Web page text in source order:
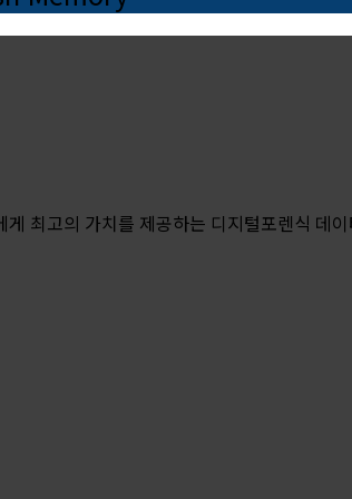
최고의 가치를 제공하는 디지털포렌식 데